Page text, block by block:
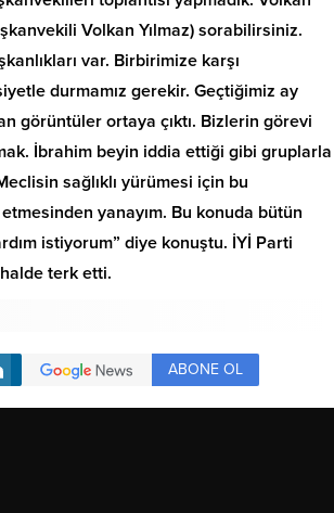
Volkan Yılmaz) sorabilirsiniz.
var. Birbirimize karşı
durmamız gerekir. Geçtiğimiz ay
görüntüler ortaya çıktı. Bizlerin görevi
İbrahim beyin iddia ettiği gibi gruplarla
sağlıklı yürümesi için bu
yanayım. Bu konuda bütün
istiyorum” diye konuştu. İYİ Parti
terk etti.
ABONE OL